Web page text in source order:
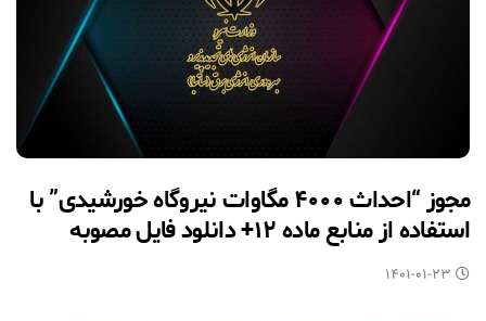
مجوز “احداث ۴۰۰۰ مگاوات نیروگاه خورشیدی” با
استفاده از منابع ماده ۱۲+ دانلود فایل مصوبه
۱۴۰۱-۰۱-۲۳